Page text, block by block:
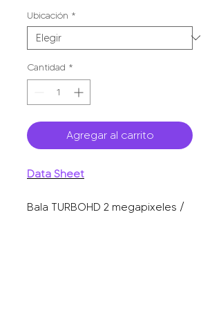
Ubicación *
Cantidad *
Agregar al carrito
Data Sheet
Bala TURBOHD 2 megapixeles /